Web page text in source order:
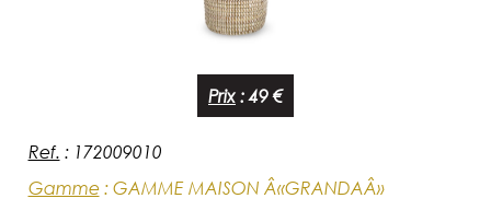
Prix : 49 €
Ref. : 172009010
Gamme: GAMME MAISON Â«GRANDAÂ»